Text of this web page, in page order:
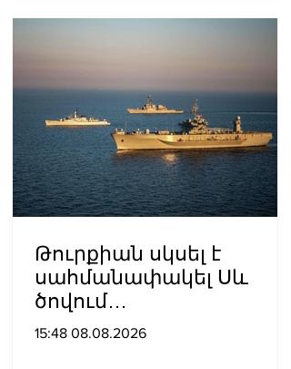
Հայրապետյան
Թուրքիան սկսել է
սահմանափակել Սև
ծովում
նավագնացությունը
15:48 08.08.2026